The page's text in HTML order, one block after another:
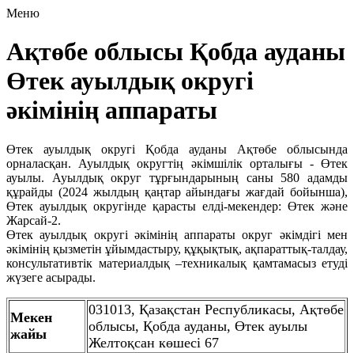
Меню
Ақтөбе облысы Қобда ауданы
Өтек ауылдық округі
әкімінің аппараты
Өтек ауылдық округі Қобда ауданы Ақтөбе облысында
орналасқан. Ауылдық округтің әкімшілік орталығы - Өтек
ауылы. Ауылдық округ тұрғындарының саны 580 адамды
құрайды (2024 жылдың қаңтар айындағы жағдай бойынша),
Өтек ауылдық округінде қарасты елді-мекендер: Өтек және
Жарсай-2.
Өтек ауылдық округі әкімінің аппараты округ әкімдігі мен
әкімінің қызметін ұйымдастыру, құқықтық, ақпараттық-талдау,
консультативтік материалдық –техникалық қамтамасыз етуді
жүзеге асырады.
Мекен
жайы
031013, Қазақстан Республикасы, Ақтөбе
облысы, Қобда ауданы, Өтек ауылы
Желтоқсан көшесі 67